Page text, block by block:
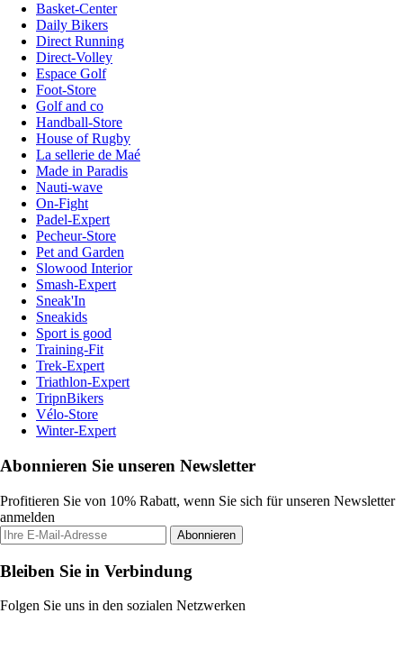
Basket-Center
Daily Bikers
Direct Running
Direct-Volley
Espace Golf
Foot-Store
Golf and co
Handball-Store
House of Rugby
La sellerie de Maé
Made in Paradis
Nauti-wave
On-Fight
Padel-Expert
Pecheur-Store
Pet and Garden
Slowood Interior
Smash-Expert
Sneak'In
Sneakids
Sport is good
Training-Fit
Trek-Expert
Triathlon-Expert
TripnBikers
Vélo-Store
Winter-Expert
Abonnieren Sie unseren Newsletter
Profitieren Sie von 10% Rabatt, wenn Sie sich für unseren Newsletter
anmelden
Abonnieren
Bleiben Sie in Verbindung
Folgen Sie uns in den sozialen Netzwerken